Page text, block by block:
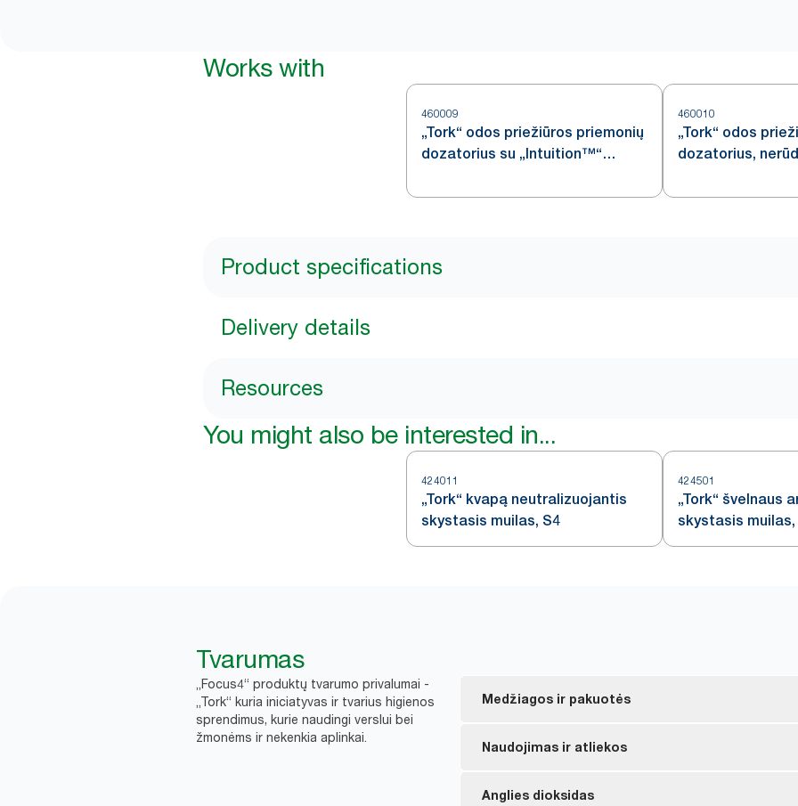
Works with
460009
„Tork“ odos priežiūros priemonių
dozatorius su „Intuition™“
460010
„Tork“ odos
dozatorius,
Product specifications
Delivery details
Resources
You might also be interested in...
424011
„Tork“ kvapą neutralizuojantis
skystasis muilas, S4
424501
„Tork“ švelnaus
skystasis muilas,
Tvarumas
„Focus4“ produktų tvarumo privalumai -
„Tork“ kuria iniciatyvas ir tvarius higienos
sprendimus, kurie naudingi verslui bei
žmonėms ir nekenkia aplinkai.
Medžiagos ir pakuotės
„Tork“ muilo putų ir skystojo muilo sudėtyje yra
ES ekologiniu ženklu pažymėti užpildai – mažesnis
Naudojimas ir atliekos
„Tork“ ranka valdomi dozatoriai sukonstruoti taip,
Anglies dioksidas